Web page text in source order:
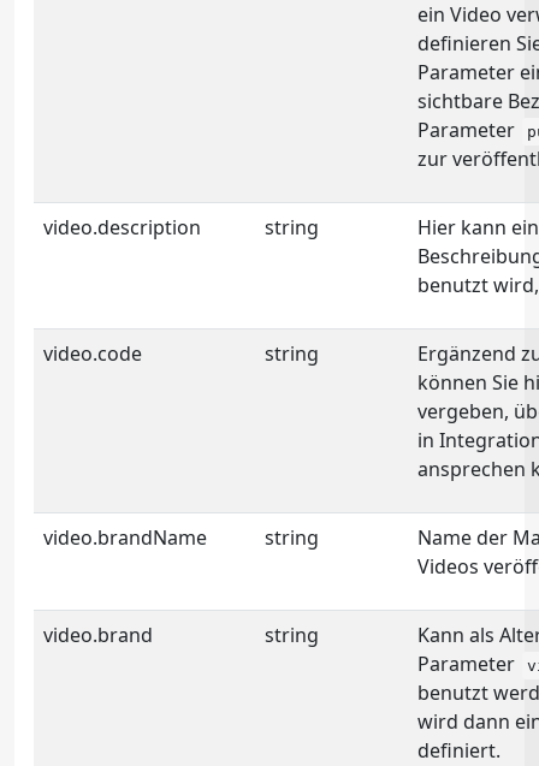
ein Video
definieren
Parameter
sichtbare
Parameter
zur
video.description string
Hier kann
benutzt
video.code string
Ergänzend
können Sie
vergeben,
in
ansprechen
video.brandName string
Name der
Videos
video.brand string
Kann als
Parameter
benutzt
wird dann
definiert.